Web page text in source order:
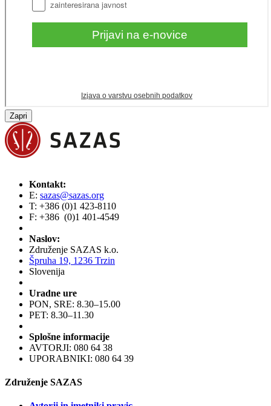
Zapri
Kontakt:
E: sazas@sazas.org
T: +386 (0)1 423-8110
F: +386 (0)1 401-4549
Naslov:
Združenje SAZAS k.o.
Špruha 19, 1236 Trzin
Slovenija
Uradne ure
PON, SRE: 8.30–15.00
PET: 8.30–11.30
Splošne informacije
AVTORJI: 080 64 38
UPORABNIKI: 080 64 39
Združenje SAZAS